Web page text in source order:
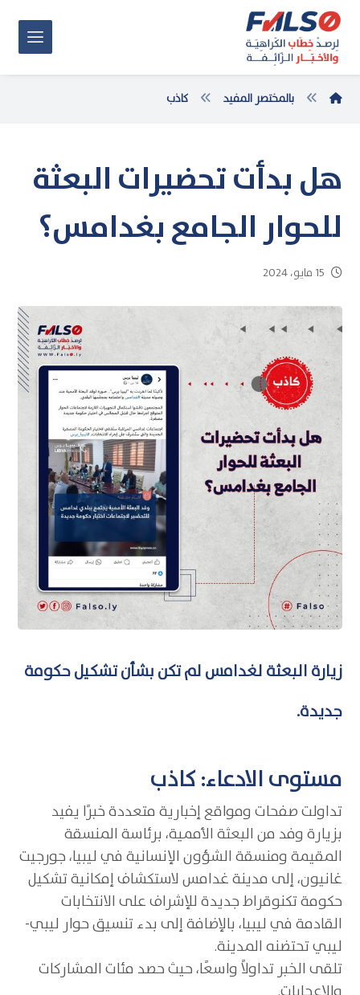
بالمختصر المفيد كاذب
هل بدأت تحضيرات البعثة
للحوار الجامع بغدامس؟
15 مايو، 2024
زيارة البعثة لغدامس لم تكن بشأن تشكيل حكومة
جديدة.
مستوى الادعاء: كاذب
تداولت صفحات ومواقع إخبارية متعددة خبرًا يفيد
بزيارة وفد من البعثة الأممية، برئاسة المنسقة
المقيمة ومنسقة الشؤون الإنسانية في ليبيا، جورجيت
غانيون، إلى مدينة غدامس لاستكشاف إمكانية تشكيل
حكومة تكنوقراط جديدة للإشراف على الانتخابات
القادمة في ليبيا، بالإضافة إلى بدء تنسيق حوار ليبي-
ليبي تحتضنه المدينة.
تلقى الخبر تداولاً واسعًا، حيث حصد مئات المشاركات